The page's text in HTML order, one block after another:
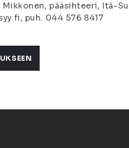
pääsihteeri, Itä-
puh. 044 576 8417